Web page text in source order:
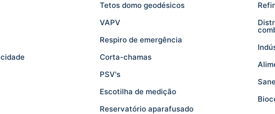
Tetos domo geodésicos
VAPV
Respiro de emergência
Corta-chamas
PSV's
Escotilha de medição
Reservatório aparafusado